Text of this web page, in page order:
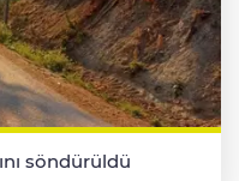
söndürüldü